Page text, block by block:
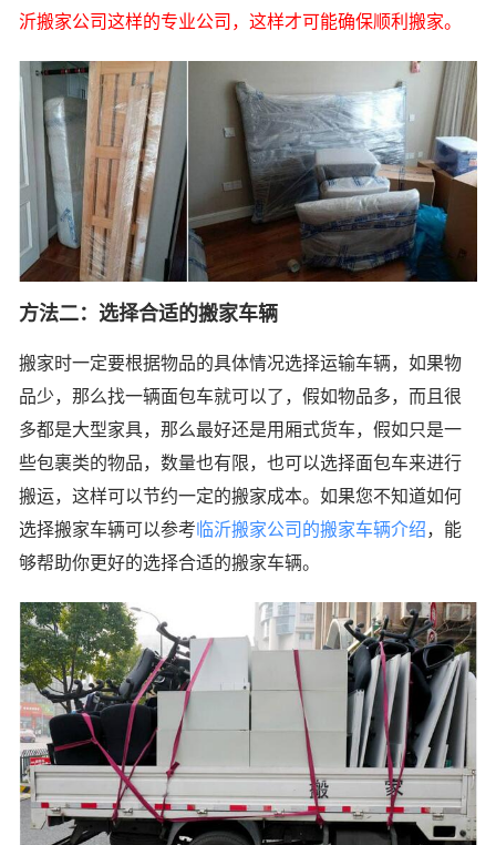
沂搬家公司这样的专业公司，这样才可能确保顺利搬家。
方法二：选择合适的搬家车辆
搬家时一定要根据物品的具体情况选择运输车辆，如果物
品少，那么找一辆面包车就可以了，假如物品多，而且很
多都是大型家具，那么最好还是用厢式货车，假如只是一
些包裹类的物品，数量也有限，也可以选择面包车来进行
搬运，这样可以节约一定的搬家成本。如果您不知道如何
选择搬家车辆可以参考 临沂搬家公司的搬家车辆介绍，能
够帮助你更好的选择合适的搬家车辆。